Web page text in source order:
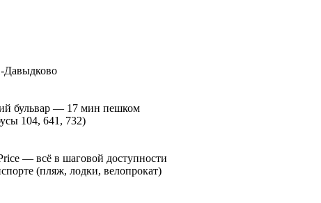
Давыдково
бульвар — 17 мин пешком
104, 641, 732)
— всё в шаговой доступности
(пляж, лодки, велопрокат)